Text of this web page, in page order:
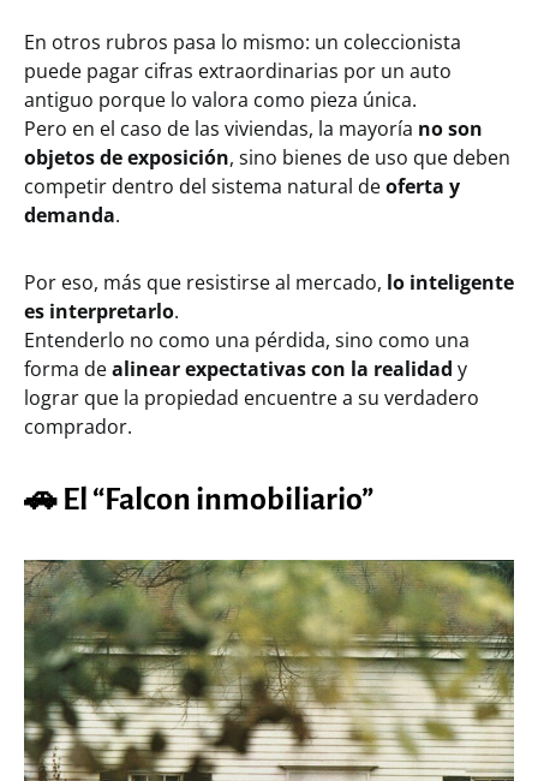
En otros rubros pasa lo mismo: un coleccionista
puede pagar cifras extraordinarias por un auto
antiguo porque lo valora como pieza única.
Pero en el caso de las viviendas, la mayoría no son
objetos de exposición, sino bienes de uso que deben
competir dentro del sistema natural deoferta y
demanda.
Por eso, más que resistirse al mercado, lo inteligente
es interpretarlo.
Entenderlo no como una pérdida, sino como una
forma dealinear expectativas con la realidad y
lograr que la propiedad encuentre a su verdadero
comprador.
🚗 El “Falcon inmobiliario”